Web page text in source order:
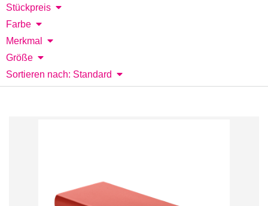
Stückpreis
Farbe
Merkmal
Größe
Sortieren nach: Standard